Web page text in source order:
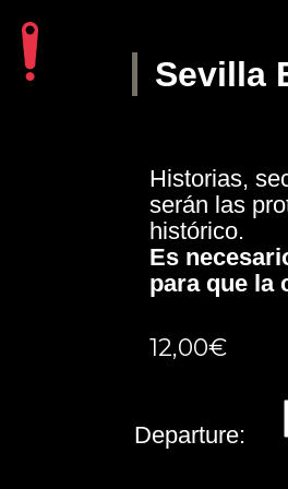
Sevilla
Historias,
serán las
histórico.
Es
para que la
12,00€
Departure: